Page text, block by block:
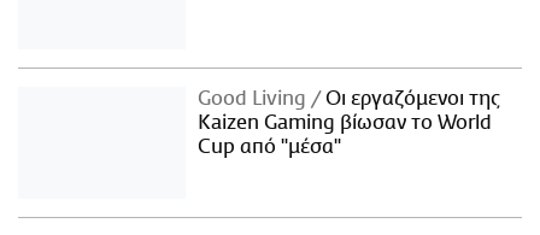
Good Living
Οι εργαζόμενοι της
Kaizen Gaming βίωσαν το World
Cup από "μέσα"